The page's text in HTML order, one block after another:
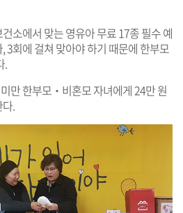
소에서 맞는 영유아 무료 17종 필수 예
3회에 걸쳐 맞아야 하기 때문에 한부모
.
만 한부모‧비혼모 자녀에게 24만 원
.